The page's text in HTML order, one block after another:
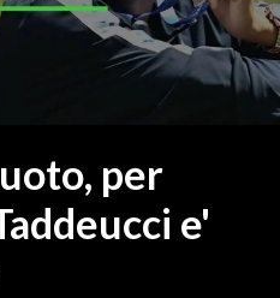
per
e'